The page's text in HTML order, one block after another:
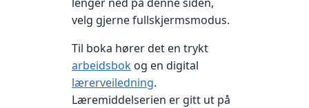
velg gjerne fullskjermsmodus.
Til boka hører det en trykt
arbeidsbok og en digital
lærerveiledning.
Læremiddelserien er gitt ut på